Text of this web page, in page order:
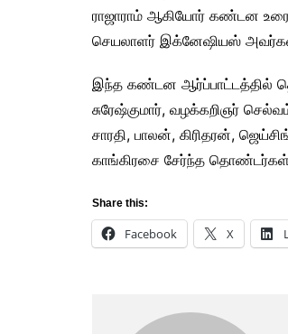
ராஜாராம் ஆகியோர் கண்டன
செயலாளர் இக்னேஷியஸ் அவர்கள்
இந்த கண்டன ஆர்ப்பாட்டத்தில்
சுரேஷ்குமார், வழக்கறிஞர்
சாரதி, பாலன், கிரிதரன்,
காங்கிரசை சேர்ந்த
Share this:
Facebook X